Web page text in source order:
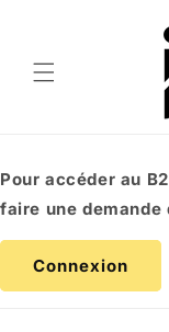
contenu
Pour accéder au
faire une
Connexion